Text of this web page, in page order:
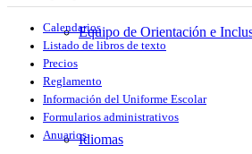
Equipo de Orientación e
Idiomas
Calendarios
Listado de libros de texto
Precios
Reglamento
Información del Uniforme Escolar
Formularios administrativos
Anuarios